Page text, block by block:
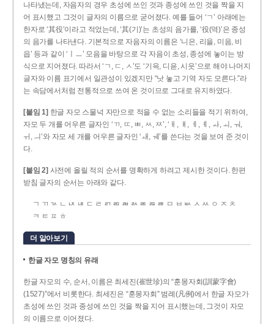
나타냈는데, 자음자의 경우 초성에 쓰인 것과 종성에 쓰인 것을 짝을 지
어 표시했고 그것이 글자의 이름으로 굳어졌다. 예를 들어 ‘ㄱ’ 아래에는
한자로 ‘其役’이라고 적었는데, ‘其(기)’는 초성의 음가를, ‘役(역)’은 종성
의 음가를 나타낸다. 기본적으로 자음자의 이름은 ‘니은, 리을, 미음, 비
읍’ 등과 같이 ‘ㅣㅡ’ 모음을 바탕으로 각 자음이 초성, 종성에 놓이는 방
식으로 지어졌다. 따라서 ‘ㄱ, ㄷ, ㅅ’도 ‘기윽, 디읃, 시읏’으로 해야 나머지
글자와 이름 표기에서 일관성이 있겠지만 “낫 놓고 기역 자도 모른다.”라
는 속담에서처럼 전통적으로 쓰여 온 것이므로 그대로 유지하였다.
[붙임 1] 한글 자모 스물넉 자만으로 적을 수 없는 소리들을 적기 위하여,
자모 두 개를 어우른 글자인 ‘ㄲ, ㄸ, ㅃ, ㅆ, ㅉ’, ‘ㅐ, ㅒ, ㅔ, ㅖ, ㅘ, ㅚ, ㅝ,
ㅟ, ㅢ’와 자모 세 개를 어우른 글자인 ‘ㅙ, ㅞ’를 쓴다는 것을 보여 준 것이
다.
[붙임 2] 사전에 올릴 적의 순서를 명확하게 하려고 제시한 것이다. 한편
받침 글자의 순서는 아래와 같다.
ㄱ ㄲ ㄳ ㄴ ㄵ ㄶ ㄷ ㄹ ㄺ ㄻ ㄼ ㄽ ㄾ ㄿ ㅀ ㅁ ㅂ ㅄ ㅅ ㅆ ㅇ ㅈ ㅊ
ㅋ ㅌ ㅍ ㅎ
더 알아보기
한글 자모 명칭의 유래
한글 자모의 수, 순서, 이름은 최세진(崔世珍)의 “훈몽자회(訓蒙字會)
(1527)”에서 비롯한다. 최세진은 “훈몽자회” 범례(凡例)에서 한글 자모가
초성에 쓰인 것과 종성에 쓰인 것을 짝을 지어 표시했는데, 그것이 자모
의 이름으로 이어졌다.